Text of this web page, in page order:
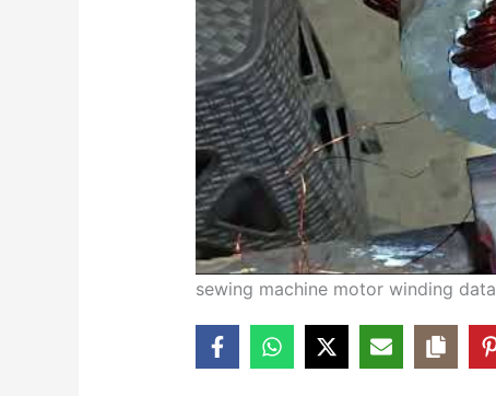
sewing machine motor winding data